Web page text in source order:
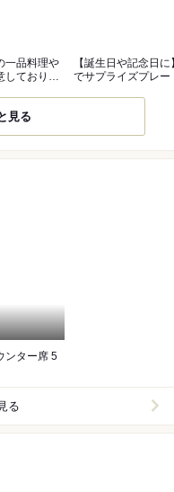
一品料理や
しておりま
【誕生日や記念日
でサプライズプレー
見る
ター席 5
る